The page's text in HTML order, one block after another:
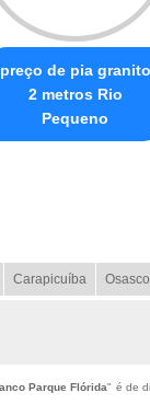
preço de pia granito
2 metros Rio
Pequeno
Carapicuíba Osasco
Parque Flórida" é de